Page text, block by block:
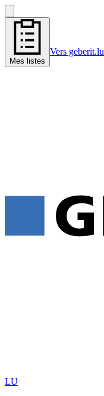
Mes listes
Vers geberit.lu
LU